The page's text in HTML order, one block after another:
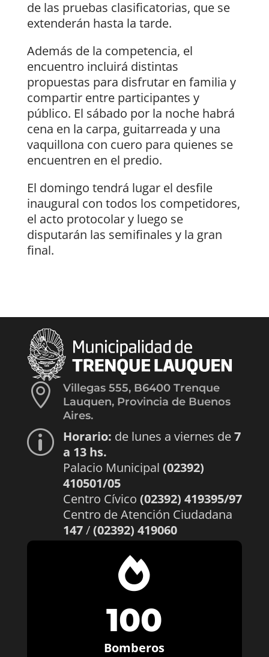
de las pruebas clasificatorias, que se
extenderán hasta la tarde.
Además de la competencia, el
encuentro incluirá distintas
propuestas para disfrutar en familia y
compartir entre participantes y
público. El sábado por la noche habrá
cena en la carpa, guitarreada y una
vaquillona con cuero para quienes se
encuentren en el predio.
El domingo tendrá lugar el desfile
inaugural con todos los competidores,
el acto protocolar y luego se
disputarán las semifinales y la gran
final.

Villegas 555, B6400 Trenque
Lauquen, Provincia de Buenos
Aires.
p Horario: de lunes a viernes de7
a 13 hs.
Palacio Municipal (02392)
410501/05
Centro Cívico (02392) 419395/97
Centro de Atención Ciudadana
147/(02392) 419060

100
Bomberos